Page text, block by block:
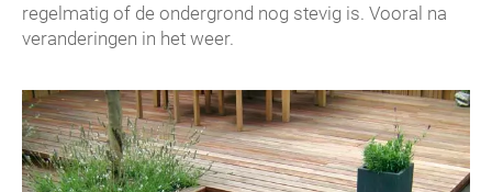
regelmatig of de ondergrond nog stevig is. Vooral na
veranderingen in het weer.